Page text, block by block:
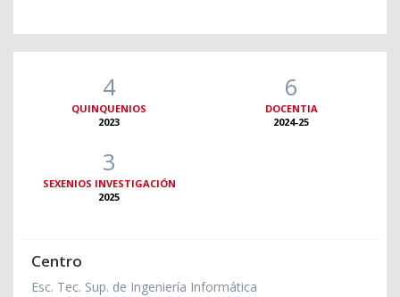
4
QUINQUENIOS
2023
6
DOCENTIA
2024-25
3
SEXENIOS INVESTIGACIÓN
2025
Centro
Esc. Tec. Sup. de Ingeniería Informática